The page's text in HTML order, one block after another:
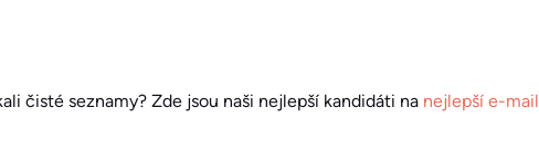
čisté seznamy? Zde jsou naši nejlepší kandidáti na nejlepší e-mail